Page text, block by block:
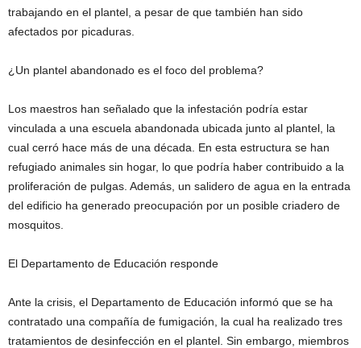
trabajando en el plantel, a pesar de que también han sido
afectados por picaduras.
¿Un plantel abandonado es el foco del problema?
Los maestros han señalado que la infestación podría estar
vinculada a una escuela abandonada ubicada junto al plantel, la
cual cerró hace más de una década. En esta estructura se han
refugiado animales sin hogar, lo que podría haber contribuido a la
proliferación de pulgas. Además, un salidero de agua en la entrada
del edificio ha generado preocupación por un posible criadero de
mosquitos.
El Departamento de Educación responde
Ante la crisis, el Departamento de Educación informó que se ha
contratado una compañía de fumigación, la cual ha realizado tres
tratamientos de desinfección en el plantel. Sin embargo, miembros